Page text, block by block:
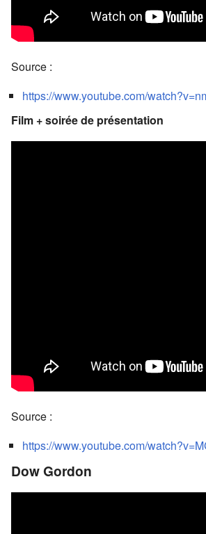
Source :
https://www.youtube.com/
Film + soirée de présentation
Source :
https://www.youtube.com/
Dow Gordon